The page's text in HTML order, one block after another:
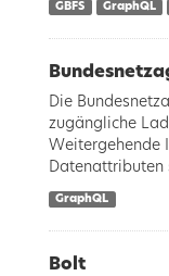
GBFS GraphQL
Die
zugängliche
Weitergehende
Datenattributen
GraphQL
Bolt